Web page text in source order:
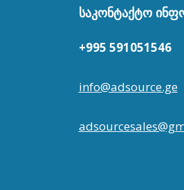
ᲡᲐᲙᲝᲜᲢᲐᲥᲢᲝ
+995 591051546
info@adsource.ge